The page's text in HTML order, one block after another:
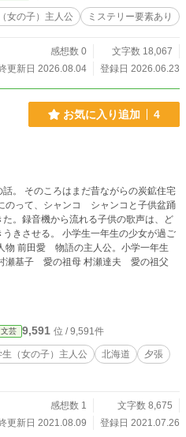
女の子）主人公 ミステリー要素あり
感想数 0
文字数 18,067
更新日 2026.08.04
登録日 2026.06.23
お気に入り追加 4
話。 そのころはまだ昔ながらの炭鉱住宅
のって、シャンコ シャンコと子供盆踊
た。録音機から流れる子供の歌声は、ど
うきさせる。 小学生一年生の少女が過ご
瀬基子 愛の祖母 村瀬達夫 愛の祖父
芸 9,591 位 / 9,591件
生（女の子）主人公 北海道
夕張
感想数 1
文字数 8,675
更新日 2021.08.09
登録日 2021.07.26